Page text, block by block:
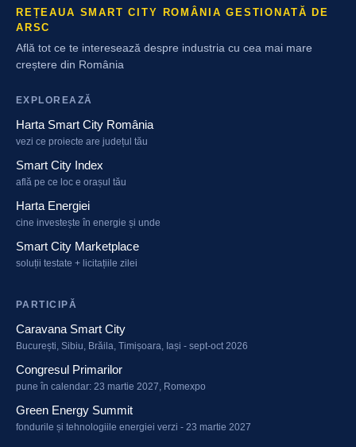
REȚEAUA SMART CITY ROMÂNIA GESTIONATĂ DE
ARSC
Află tot ce te interesează despre industria cu cea mai mare
creștere din România
EXPLOREAZĂ
Harta Smart City România
vezi ce proiecte are județul tău
Smart City Index
află pe ce loc e orașul tău
Harta Energiei
cine investește în energie și unde
Smart City Marketplace
soluții testate + licitațiile zilei
PARTICIPĂ
Caravana Smart City
București, Sibiu, Brăila, Timișoara, Iași - sept-oct 2026
Congresul Primarilor
pune în calendar: 23 martie 2027, Romexpo
Green Energy Summit
fondurile și tehnologiile energiei verzi - 23 martie 2027